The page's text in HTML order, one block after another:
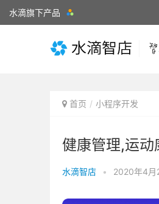
水滴旗下产品
首页 小程序开发
健康管理,运
水滴智店 • 2020年4月